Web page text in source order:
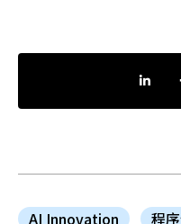
分享到
AI Innovation 程